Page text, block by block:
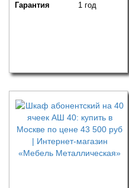
Гарантия 1 год